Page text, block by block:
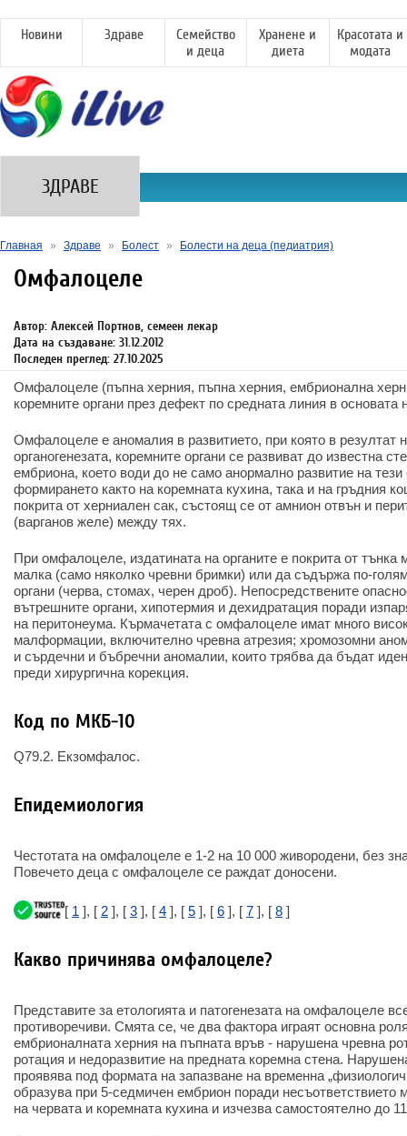
Новини Здраве
Семейство
и деца
Хранене и
диета
Красотата и
модата
ЗДРАВЕ
Главная » Здраве » Болест » Болести на деца (педиатрия)
Омфалоцеле
Автор: Алексей Портнов, семеен лекар
Дата на създаване: 31.12.2012
Последен преглед: 27.10.2025
Омфалоцеле (пъпна херния, пъпна херния, ембрионална
коремните органи през дефект по средната линия в основата
Омфалоцеле е аномалия в развитието, при която в резултат
органогенезата, коремните органи се развиват до известна
ембриона, което води до не само анормално развитие на
формирането както на коремната кухина, така и на гръдния
покрита от херниален сак, състоящ се от амнион отвън и
(варганов желе) между тях.
При омфалоцеле, издатината на органите е покрита от
малка (само няколко чревни бримки) или да съдържа по-
органи (черва, стомах, черен дроб). Непосредствените
вътрешните органи, хипотермия и дехидратация поради
на перитонеума. Кърмачетата с омфалоцеле имат много
малформации, включително чревна атрезия; хромозомни
и сърдечни и бъбречни аномалии, които трябва да бъдат
преди хирургична корекция.
Код по МКБ-10
Q79.2. Екзомфалос.
Епидемиология
Честотата на омфалоцеле е 1-2 на 10 000 живородени, без
Повечето деца с омфалоцеле се раждат доносени.
[ 1 ], [ 2 ], [ 3 ], [ 4 ], [ 5 ], [ 6 ], [ 7 ], [ 8 ]
Какво причинява омфалоцеле?
Представите за етологията и патогенезата на омфалоцеле
противоречиви. Смята се, че два фактора играят основна
ембрионалната херния на пъпната връв - нарушена чревна
ротация и недоразвитие на предната коремна стена.
проявява под формата на запазване на временна
образува при 5-седмичен ембрион поради несъответствието
на червата и коремната кухина и изчезва самостоятелно до